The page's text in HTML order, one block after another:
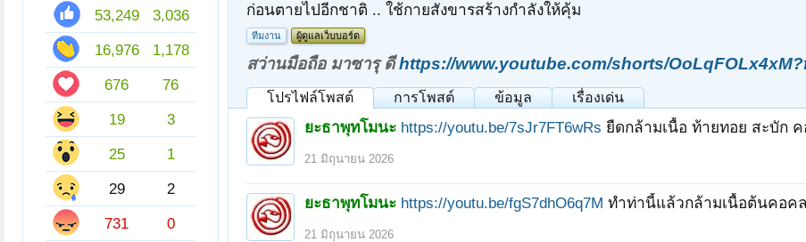
53,249
3,036
16,976
1,178
676
76
19
3
25
1
29
2
731
0
ก่อนตายไปอีกชาติ .. ใช้กายสังขารสร้างกำลังให้คุ้ม
ทีมงาน ผู้ดูแลเว็บบอร์ด
สว่านมือถือ มาซารุ ดีhttps://www.youtube.com/shorts/
โปรไฟล์โพสต์ การโพสต์ ข้อมูล เรื่องเด่น
ยะธาพุทโมนะ https://youtu.be/7sJr7FT6wRs ยืดกล้ามเนื้อ ท้ายทอย สะบัก
21 มิถุนายน 2026
ยะธาพุทโมนะ https://youtu.be/fgS7dhO6q7M ทำท่านี้แล้วกล้ามเนื้อต้นคอค
21 มิถุนายน 2026